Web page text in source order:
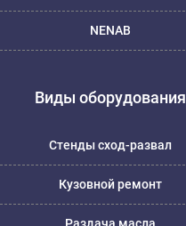
NENAB
Виды оборудования
Стенды сход-развал
Кузовной ремонт